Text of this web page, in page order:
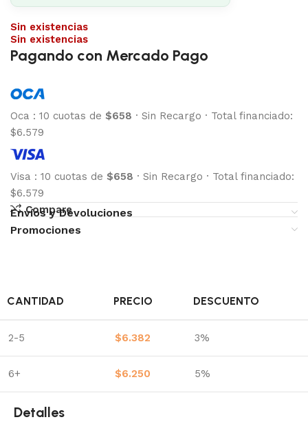
Sin existencias
Sin existencias
Pagando con Mercado Pago
Oca : 10 cuotas de $658 · Sin Recargo · Total financiado:
$6.579
Visa : 10 cuotas de $658 · Sin Recargo · Total financiado:
$6.579
Compare
Envíos y Devoluciones
Promociones
CANTIDAD PRECIO DESCUENTO
2-5 $6.382 3%
6+ $6.250 5%
Detalles